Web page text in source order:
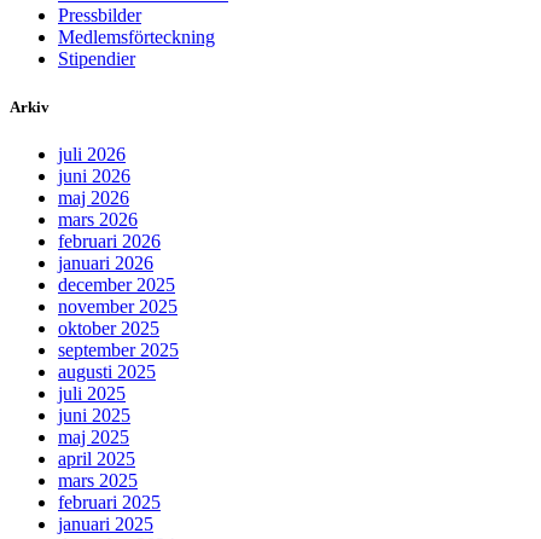
Pressbilder
Medlemsförteckning
Stipendier
Arkiv
juli 2026
juni 2026
maj 2026
mars 2026
februari 2026
januari 2026
december 2025
november 2025
oktober 2025
september 2025
augusti 2025
juli 2025
juni 2025
maj 2025
april 2025
mars 2025
februari 2025
januari 2025